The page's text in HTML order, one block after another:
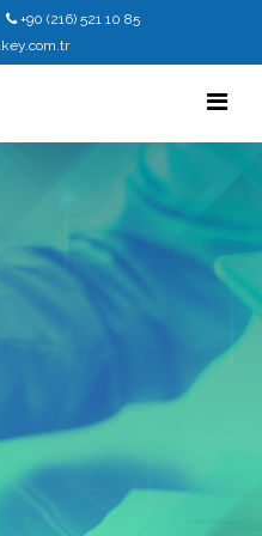
+90 (216) 521 10 85